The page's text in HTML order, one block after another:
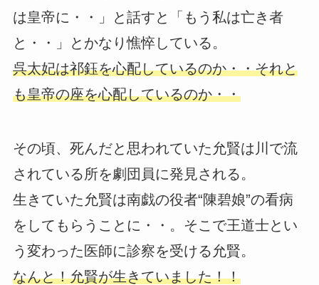
は皇帝に・・」と話すと「もう私は亡き者
と・・」とかなり憔悴している。
呉太妃は祁鈺を心配しているのか・・それと
も皇帝の座を心配しているのか・・
その頃、死んだと思われていた允賢は川で流
されている所を劇団員に発見される。
生きていた允賢は南戯の役者“陳碧娘”の看病
をしてもらうことに・・。そこで王道士とい
う変わった医師に診察を受ける允賢。
なんと！允賢が生きていました！！